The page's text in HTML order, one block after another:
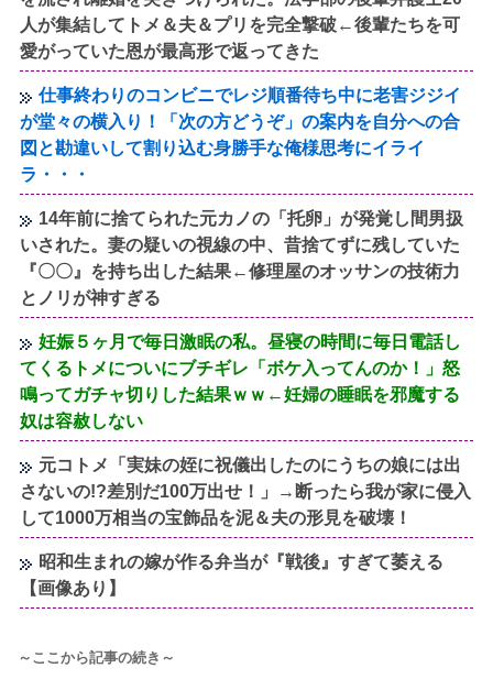
人が集結してトメ＆夫＆プリを完全撃破←後輩たちを可
愛がっていた恩が最高形で返ってきた
仕事終わりのコンビニでレジ順番待ち中に老害ジジイ
が堂々の横入り！「次の方どうぞ」の案内を自分への合
図と勘違いして割り込む身勝手な俺様思考にイライ
ラ・・・
14年前に捨てられた元カノの「托卵」が発覚し間男扱
いされた。妻の疑いの視線の中、昔捨てずに残していた
『〇〇』を持ち出した結果←修理屋のオッサンの技術力
とノリが神すぎる
妊娠５ヶ月で毎日激眠の私。昼寝の時間に毎日電話し
てくるトメについにブチギレ「ボケ入ってんのか！」怒
鳴ってガチャ切りした結果ｗｗ←妊婦の睡眠を邪魔する
奴は容赦しない
元コトメ「実妹の姪に祝儀出したのにうちの娘には出
さないの!?差別だ100万出せ！」→断ったら我が家に侵入
して1000万相当の宝飾品を泥＆夫の形見を破壊！
昭和生まれの嫁が作る弁当が『戦後』すぎて萎える
【画像あり】
～ここから記事の続き～